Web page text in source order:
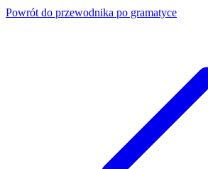
Powrót do przewodnika po gramatyce